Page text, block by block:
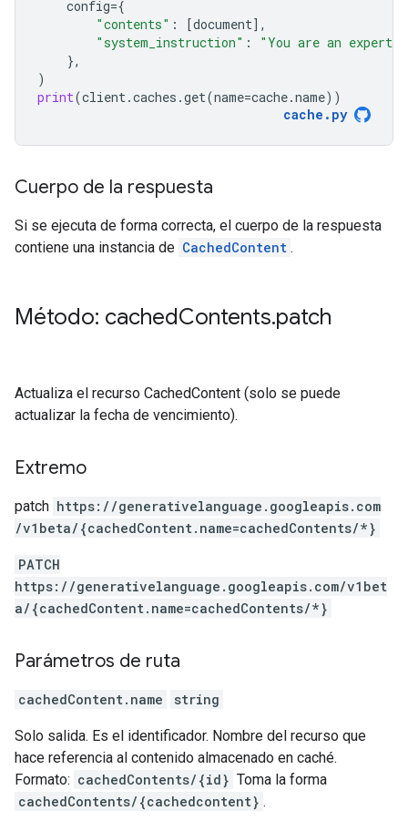
config={
"contents" : [document],
"system_instruction" :
"You are an expert
},
)
print(client.caches .get(name=cache.name))
cache . py
Cuerpo de la respuesta
Si se ejecuta de forma correcta, el cuerpo de la respuesta
contiene una instancia de CachedContent .
Método: cachedContents.patch
Actualiza el recurso CachedContent (solo se puede
actualizar la fecha de vencimiento).
Extremo
patch https: / /generativelanguage.googleapis.com
/v1beta/{cachedContent.name=cachedContents/*}
PATCH
https://generativelanguage.googleapis.com/v1bet
a/{cachedContent.name=cachedContents/*}
Parámetros de ruta
cachedContent.name string
Solo salida. Es el identificador. Nombre del recurso que
hace referencia al contenido almacenado en caché.
Formato: cachedContents/{id} Toma la forma
cachedContents/{cachedcontent} .